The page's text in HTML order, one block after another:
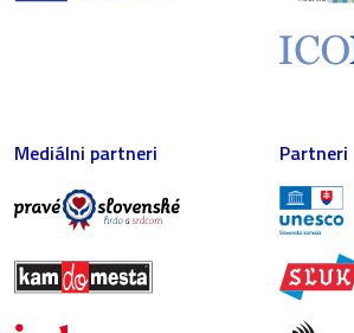
Mediálni partneri Partneri